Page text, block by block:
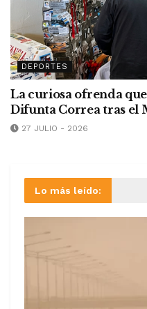
DEPORTES
La curiosa ofrenda
Difunta Correa tras el
27 JULIO - 2026
Lo más leído: